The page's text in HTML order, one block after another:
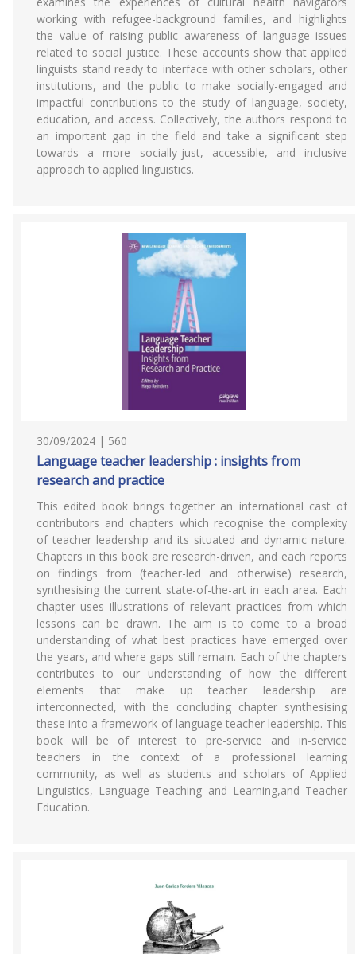
working with refugee-background families, and highlights
the value of raising public awareness of language issues
related to social justice. These accounts show that applied
linguists stand ready to interface with other scholars, other
institutions, and the public to make socially-engaged and
impactful contributions to the study of language, society,
education, and access. Collectively, the authors respond to
an important gap in the field and take a significant step
towards a more socially-just, accessible, and inclusive
approach to applied linguistics.
30/09/2024 | 560
Language teacher leadership : insights from
research and practice
This edited book brings together an international cast of
contributors and chapters which recognise the complexity
of teacher leadership and its situated and dynamic nature.
Chapters in this book are research-driven, and each reports
on findings from (teacher-led and otherwise) research,
synthesising the current state-of-the-art in each area. Each
chapter uses illustrations of relevant practices from which
lessons can be drawn. The aim is to come to a broad
understanding of what best practices have emerged over
the years, and where gaps still remain. Each of the chapters
contributes to our understanding of how the different
elements that make up teacher leadership are
interconnected, with the concluding chapter synthesising
these into a framework of language teacher leadership. This
book will be of interest to pre-service and in-service
teachers in the context of a professional learning
community, as well as students and scholars of Applied
Linguistics, Language Teaching and Learning,and Teacher
Education.